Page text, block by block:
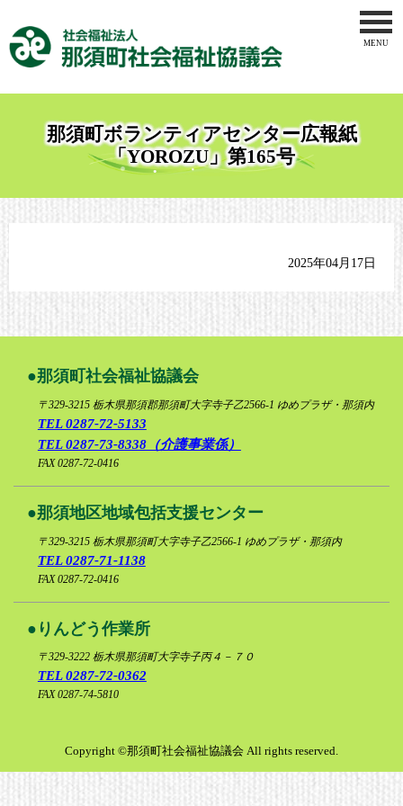
MENU
地域福祉
介護事業
那須地区
りんどう
那須町ボランティアセンター広報紙
「YOROZU」第165号
2025年04月17日
那須町社会福祉協議会
〒329-3215 栃木県那須郡那須町大字寺子乙2566-1 ゆめプラザ・那須内
TEL 0287-72-5133
TEL 0287-73-8338（介護事業係）
FAX 0287-72-0416
那須地区地域包括支援センター
〒329-3215 栃木県那須町大字寺子乙2566-1 ゆめプラザ・那須内
TEL 0287-71-1138
FAX 0287-72-0416
りんどう作業所
〒329-3222 栃木県那須町大字寺子丙４－７０
TEL 0287-72-0362
FAX 0287-74-5810
Copyright ©那須町社会福祉協議会 All rights reserved.